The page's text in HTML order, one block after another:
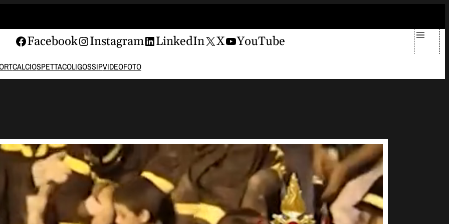
Facebook Instagram LinkedIn X YouTube
CALCIOSPETTACOLIGOSSIPVIDEOFOTO